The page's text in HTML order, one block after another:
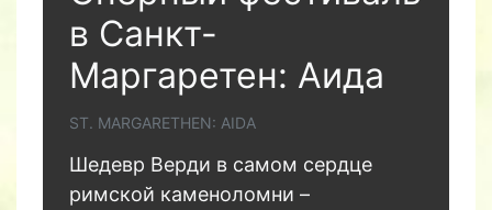
в Санкт-
Маргаретен: Аида
ST. MARGARETHEN: AIDA
Шедевр Верди в самом сердце
римской каменоломни –